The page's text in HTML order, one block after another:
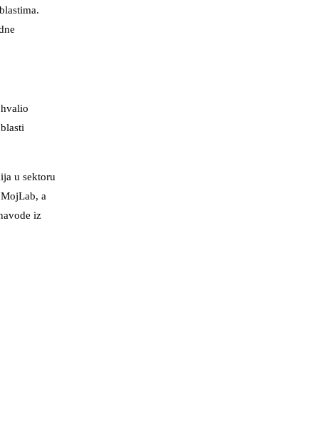
u sektoru
a
iz